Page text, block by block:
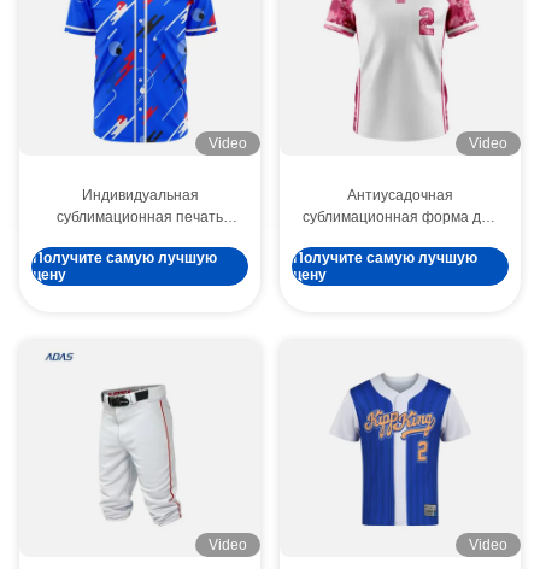
Video
Индивидуальная
сублимационная печать
рубашки-поло унисекс с
названием команды
Получите самую лучшую
цену
Video
Антиусадочная
сублимационная форма для
женские майки, трансферная
печать
Получите самую лучшую
цену
Video Video